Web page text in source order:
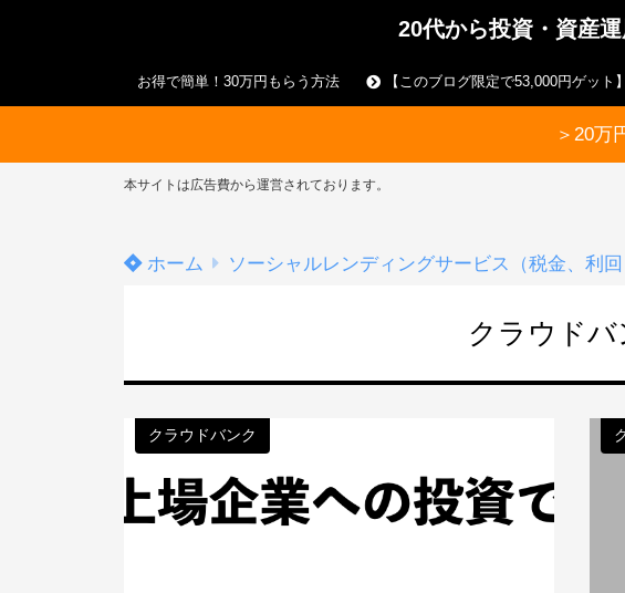
20代から投資・資産
お得で簡単！30万円もらう方法 【このブログ限定で53,000円ゲット
＞20万
本サイトは広告費から運営されております。
ホーム ソーシャルレンディングサービス（税金、利回
クラウドバ
クラウドバンク